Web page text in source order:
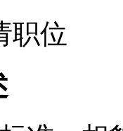
职位